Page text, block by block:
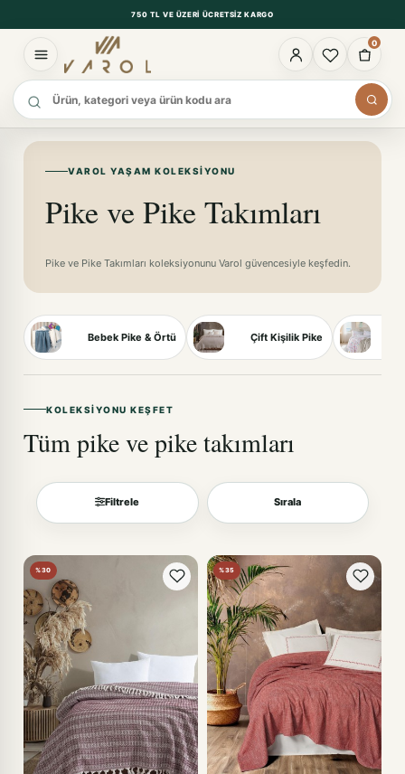
750 TL VE ÜZERI ÜCRETSIZ KARGO
0
Ürün ara
VAROL YAŞAM KOLEKSIYONU
Pike ve Pike Takımları
Pike ve Pike Takımları koleksiyonunu Varol güvencesiyle keşfedin.
Bebek Pike & Örtü Çift Kişilik Pike
KOLEKSIYONU KEŞFET
Tüm pike ve pike takımları
Filtrele Sırala
Sırala
%30 %35